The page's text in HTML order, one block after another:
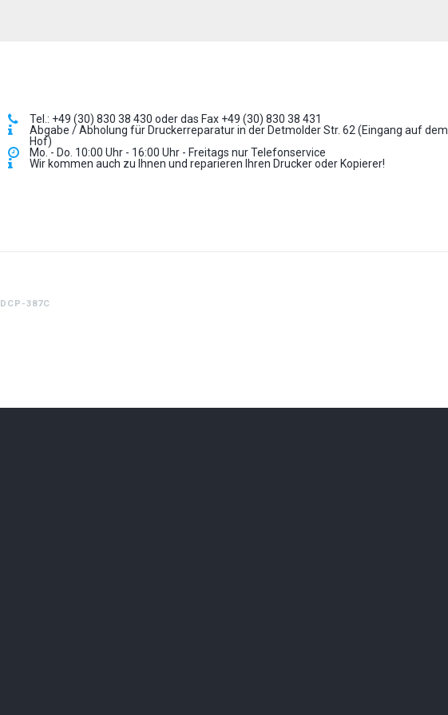
Tel.: +49 (30) 830 38 430 oder das Fax +49 (30) 830 38 431
Abgabe / Abholung für Druckerreparatur in der Detmolder Str. 62 (Eingang auf dem
Hof)
Mo. - Do. 10:00 Uhr - 16:00 Uhr - Freitags nur Telefonservice
Wir kommen auch zu Ihnen und reparieren Ihren Drucker oder Kopierer!
DCP-387C